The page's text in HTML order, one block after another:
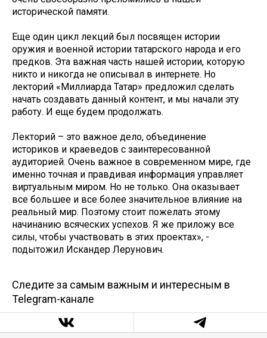
исторической памяти.
Еще один цикл лекций был посвящен истории
оружия и военной истории татарского народа и его
предков. Эта важная часть нашей истории, которую
никто и никогда не описывал в интернете. Но
лекторий «Миллиарда Татар» предложил сделать
начать создавать данный контент, и мы начали эту
работу. И еще будем продолжать.
Лекторий – это важное дело, объединение
историков и краеведов с заинтересованной
аудиторией. Очень важное в современном мире, где
именно точная и правдивая информация управляет
виртуальным миром. Но не только. Она оказывает
все большее и все более значительное влияние на
реальный мир. Поэтому стоит пожелать этому
начинанию всяческих успехов. Я же приложу все
силы, чтобы участвовать в этих проектах», -
подытожил Искандер Лерунович.
Следите за самым важным и интересным в
Telegram-канале